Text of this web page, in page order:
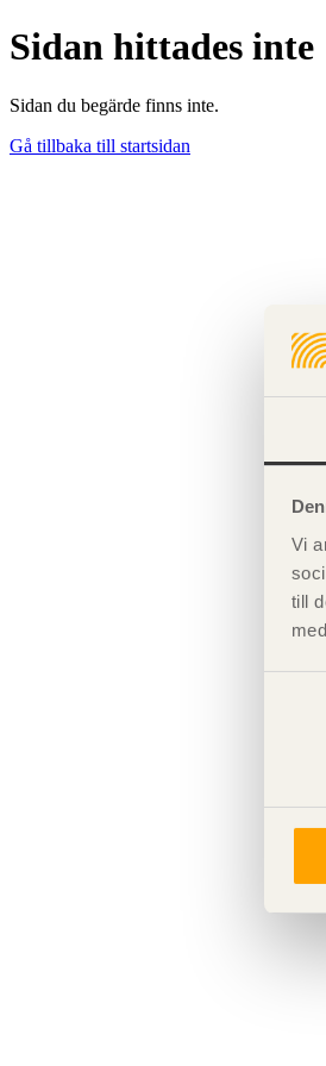
Vi
till
Sidan hittades inte
Sidan du begärde finns inte.
Gå tillbaka till startsidan